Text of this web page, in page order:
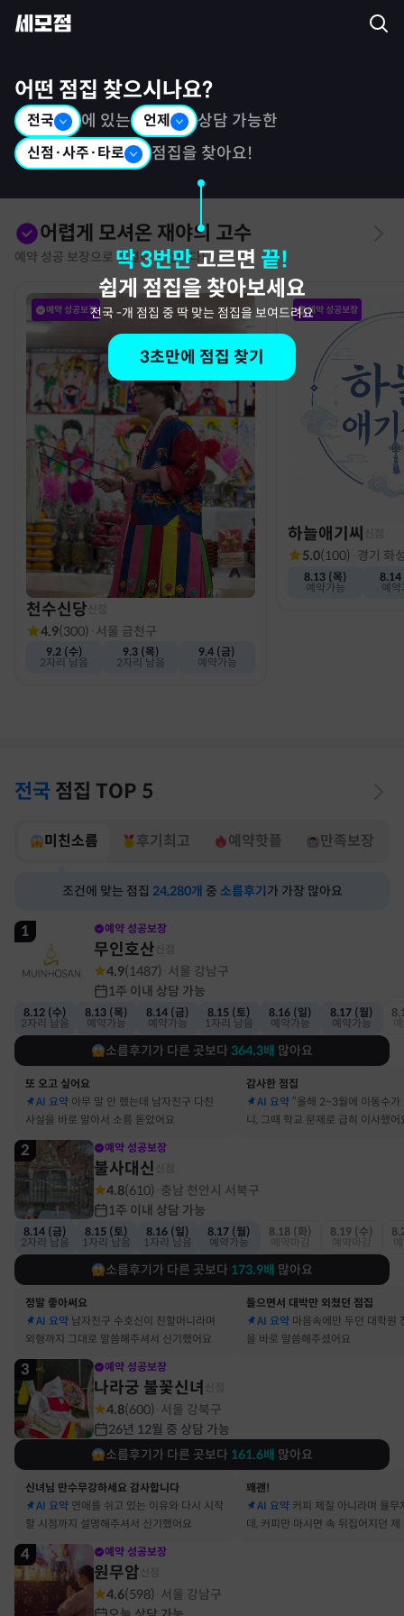
어떤 점집 찾으시나요?
전국 에 있는 언제 상담 가능한
신점·사주·타로 점집을 찾아요!
딱 3번만 고르면 끝!
쉽게 점집을 찾아보세요
전국 -개 점집 중 딱 맞는 점집을 보여드려요
3초만에 점집 찾기
어렵게 모셔온 재야의 고수
예약 성공 보장으로 특별히 모십니다!
예약 성공보장
천수신당
4.9(300) · 서울 금천구
9.2 (수)
2자리 남음
9.3 (목)
2자리 남음
9.4 (금)
예약가능
예약 성공보장
하늘애기씨
5.0(100) · 경기 화
8.13 (목)
예약가능
8.14
예
전국 점집 TOP 5
미친소름 후기최고 예약핫플 만족보장
조건에 맞는 점집 24,280개 중 소름후기 가 가장 많아요
1 예약 성공보장
무인호산
4.9(1487) 서울 강남구
1주 이내 상담 가능
8.12 (수)
2자리 남음
8.13 (목)
예약가능
8.14 (금)
예약가능
8.15 (토)
1자리 남음
8.16 (일)
예약가능
8.17 (월)
예약가능
소름후기가 다른 곳보다 364.3배 많아요
또 오고 싶어요
AI 요약 아무 말 안 했는데 남자친구 다친
사실을 바로 알아서 소름 돋았어요
감사한 점집
AI 요약 “올해 2~3월에 이동수가
니, 그때 학교 문제로 급히 이사했어
2 예약 성공보장
불사대신
4.8(610) 충남 천안시 서북구
1주 이내 상담 가능
8.14 (금)
2자리 남음
8.15 (토)
1자리 남음
8.16 (일)
1자리 남음
8.17 (월)
예약가능
8.18 (화)
8.19 (수)
소름후기가 다른 곳보다 173.9배 많아요
정말 좋아써요
AI 요약 남자친구 수호신이 친할머니라며
외형까지 그대로 말씀해주셔서 신기했어요
들으면서 대박만 외쳤던 점집
AI 요약 마음속에만 두던 대학원
을 바로 말씀해주셨어요
3 예약 성공보장
나라궁 불꽃신녀
4.8(600) 서울 강북구
26년 12월 중 상담 가능
소름후기가 다른 곳보다 161.6배 많아요
신녀님 만수무강하세요 감사합니다
AI 요약 연애를 쉬고 있는 이유와 다시 시작
할 시점까지 설명해주셔서 신기했어요
꽤괜!
AI 요약 커피 체질 아니라며 율무
데, 커피만 마시면 속 뒤집어지던 제
4 예약 성공보장
원무암
4.6(598) 서울 강남구